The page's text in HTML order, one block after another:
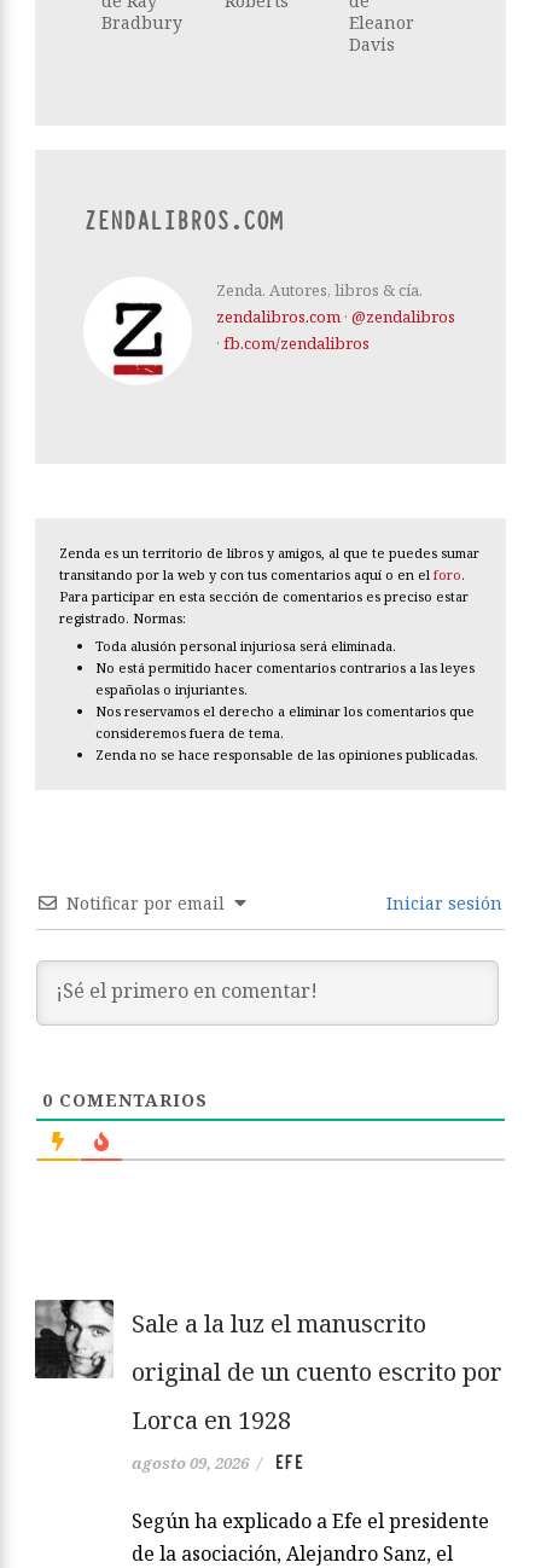
Bradbury
Eleanor
Davis
ZENDALIBROS.COM
Zenda. Autores, libros & cía.
zendalibros.com · @zendalibros
· fb.com/zendalibros
Zenda es un territorio de libros y amigos, al que te puedes sumar
transitando por la web y con tus comentarios aquí o en el foro.
Para participar en esta sección de comentarios es preciso estar
registrado. Normas:
Toda alusión personal injuriosa será eliminada.
No está permitido hacer comentarios contrarios a las leyes
españolas o injuriantes.
Nos reservamos el derecho a eliminar los comentarios que
consideremos fuera de tema.
Zenda no se hace responsable de las opiniones publicadas.
Notificar por email Iniciar sesión
0 COMENTARIOS
Sale a la luz el manuscrito
original de un cuento escrito por
Lorca en 1928
agosto 09, 2026 / EFE
Según ha explicado a Efe el presidente
de la asociación, Alejandro Sanz, el